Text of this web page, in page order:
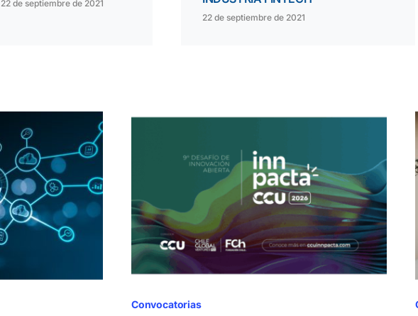
22 de septiembre de 2021
22 de septiembre de 2021
Convocatorias